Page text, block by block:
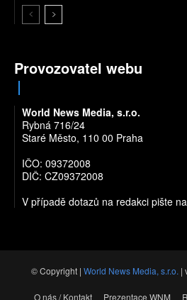
Provozovatel webu
World News Media, s.r.o.
Rybná 716/24
Staré Město, 110 00 Praha
IČO: 09372008
DIČ: CZ09372008
V případě dotazů na redakci pište na
© Copyright | World News Media, s.r.o. |
O nás / Kontakt Prezentace WNM